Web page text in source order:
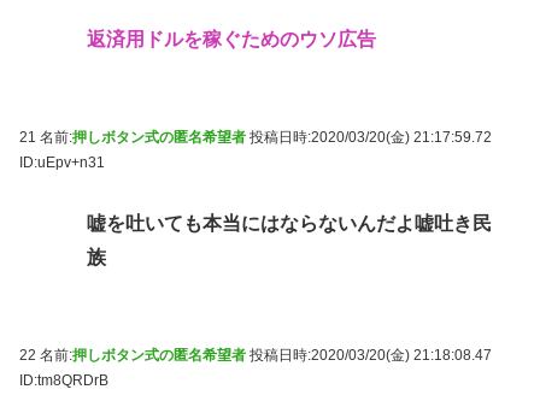
返済用ドルを稼ぐためのウソ広告
21 名前:押しボタン式の匿名希望者 投稿日時:2020/03/20(金) 21:17:59.72
ID:uEpv+n31
嘘を吐いても本当にはならないんだよ嘘吐き民
族
22 名前:押しボタン式の匿名希望者 投稿日時:2020/03/20(金) 21:18:08.47
ID:tm8QRDrB